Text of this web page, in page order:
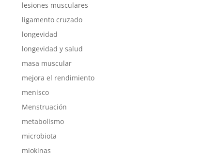
lesiones musculares
ligamento cruzado
longevidad
longevidad y salud
masa muscular
mejora el rendimiento
menisco
Menstruación
metabolismo
microbiota
miokinas